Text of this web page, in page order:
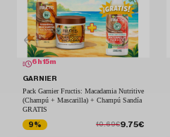
6 h15m
GARNIER
Pack Garnier Fructis: Macadamia Nutritive
(Champú + Mascarilla) + Champú Sandía
GRATIS
9%
10.69€9.75€